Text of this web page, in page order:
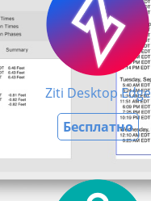
极速压缩解压工具
Ziti Desktop Edge
Бесплатно